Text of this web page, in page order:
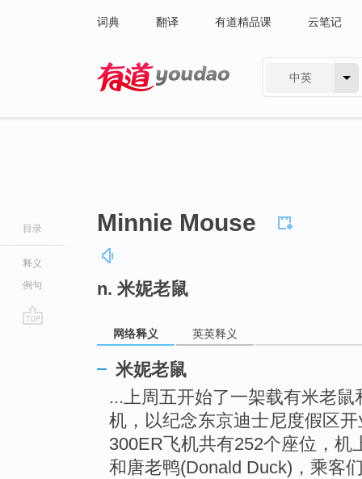
词典 翻译 有道精品课 云笔记
中英
目录
释义
例句
Minnie Mouse
n. 米妮老鼠
网络释义 英英释义
米妮老鼠
...上周五开始了一架载有米老
机，以纪念东京迪士尼度假区
300ER飞机共有252个座位，机
和唐老鸭(Donald Duck)，乘客